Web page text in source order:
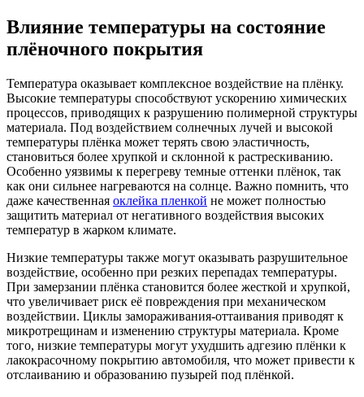
Влияние температуры на состояние
плёночного покрытия
Температура оказывает комплексное воздействие на плёнку.
Высокие температуры способствуют ускорению химических
процессов, приводящих к разрушению полимерной структуры
материала. Под воздействием солнечных лучей и высокой
температуры плёнка может терять свою эластичность,
становиться более хрупкой и склонной к растрескиванию.
Особенно уязвимы к перегреву темные оттенки плёнок, так
как они сильнее нагреваются на солнце. Важно помнить, что
даже качественная оклейка пленкой не может полностью
защитить материал от негативного воздействия высоких
температур в жарком климате.
Низкие температуры также могут оказывать разрушительное
воздействие, особенно при резких перепадах температуры.
При замерзании плёнка становится более жесткой и хрупкой,
что увеличивает риск её повреждения при механическом
воздействии. Циклы замораживания-оттаивания приводят к
микротрещинам и изменению структуры материала. Кроме
того, низкие температуры могут ухудшить адгезию плёнки к
лакокрасочному покрытию автомобиля, что может привести к
отслаиванию и образованию пузырей под плёнкой.